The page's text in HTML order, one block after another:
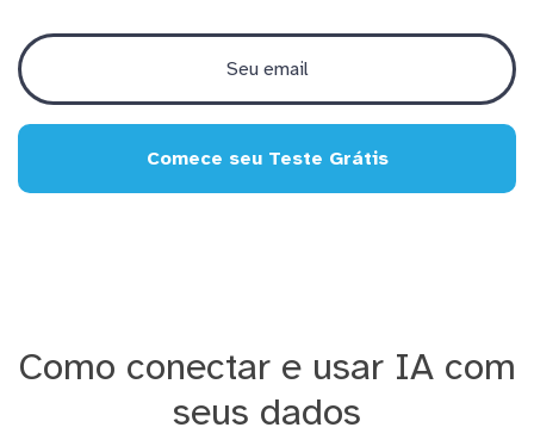
Comece seu Teste Grátis
Como conectar e usar IA com
seus dados